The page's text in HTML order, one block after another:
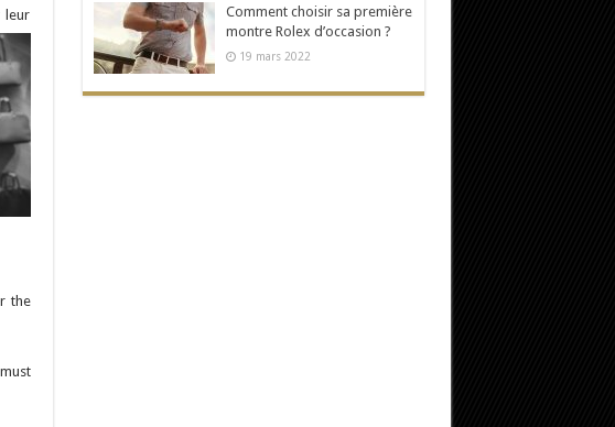
leur
the
Comment choisir sa première
montre Rolex d’occasion ?
19 mars 2022